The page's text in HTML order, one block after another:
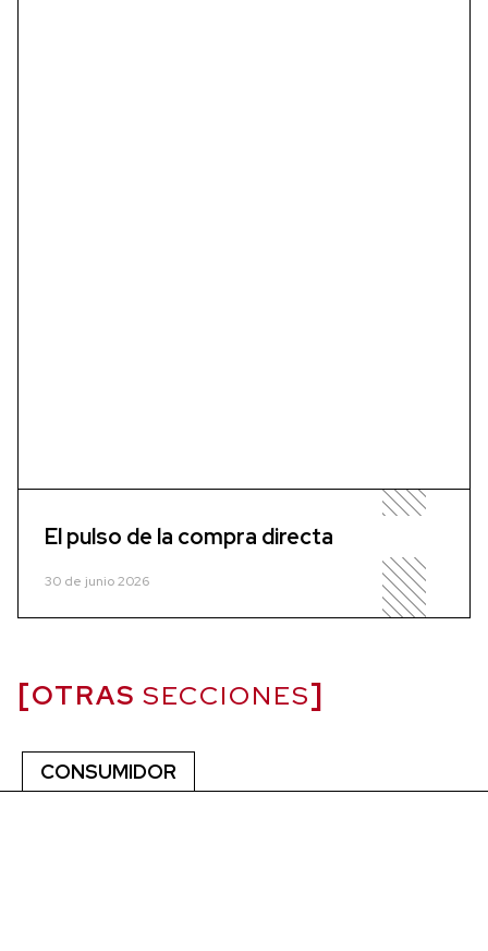
El pulso de la compra directa
30 de junio 2026
OTRAS SECCIONES
CONSUMIDOR